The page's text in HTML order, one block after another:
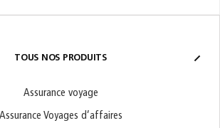
TOUS NOS PRODUITS
Assurance voyage
Assurance Voyages d’affaires